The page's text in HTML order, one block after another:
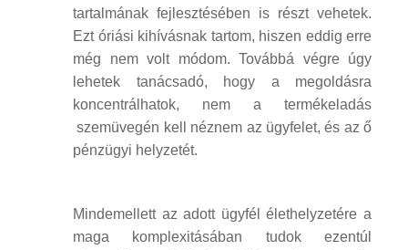
tartalmának fejlesztésében is részt vehetek.
Ezt óriási kihívásnak tartom, hiszen eddig erre
még nem volt módom. Továbbá végre úgy
lehetek tanácsadó, hogy a megoldásra
koncentrálhatok, nem a termékeladás
szemüvegén kell néznem az ügyfelet, és az ő
pénzügyi helyzetét.
Mindemellett az adott ügyfél élethelyzetére a
maga komplexitásában tudok ezentúl